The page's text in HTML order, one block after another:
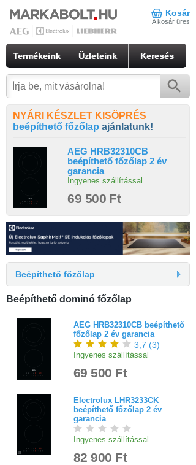
Kosár
A kosár üres
Termékeink Üzleteink Keresés
NYÁRI KÉSZLET KISÖPRÉS
beépíthető főzőlap ajánlatunk!
AEG HRB32310CB
beépíthető főzőlap 2 év
garancia
Ingyenes szállítással
69 500 Ft
Beépíthető főzőlap
Beépíthető dominó főzőlap
AEG HRB32310CB beépíthető
főzőlap 2 év garancia
3,7 (3)
Ingyenes szállítással
69 500 Ft
Electrolux LHR3233CK
beépíthető főzőlap 2 év
garancia
Ingyenes szállítással
82 900 Ft